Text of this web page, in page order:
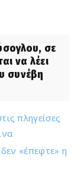
σε
να λέει
συνέβη
πληγείσες
«έπεφτε» η